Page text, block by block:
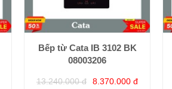
Bếp từ Cata IB 3102 BK
08003206
13.240.000 đ 8.370.000 đ